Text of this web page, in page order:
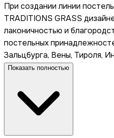
При создании линии
TRADITIONS GRASS
лаконичностью и
постельных
Зальцбурга, Вены, Тироля,
Показать полностью